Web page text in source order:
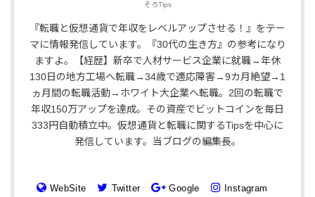
そろTips
『転職と仮想通貨で年収をレベルアップさせる！』をテー
マに情報発信しています。『30代の生き方』の参考になり
ますよ。【経歴】新卒で人材サービス企業に就職→年休
130日の地方工場へ転職→34歳で適応障害→9カ月絶望→1
ヵ月間の転職活動→ホワイト大企業へ転職。2回の転職で
年収150万アップを達成。その資産でビットコインを毎日
333円自動積立中。仮想通貨と転職に関するTipsを中心に
発信しています。当ブログの編集長。
WebSite Twitter Google Instagram